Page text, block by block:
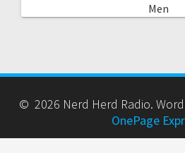
Men
© 2026 Nerd Herd Radio.
OnePage